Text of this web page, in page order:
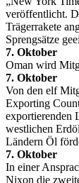
veröffentlicht.
Trägerrakete
Sprengsätze
7. Oktober
Oman wird
7. Oktober
Von den elf
Exporting
exportierenden
westlichen
Ländern Öl
7. Oktober
In einer
Nixon die